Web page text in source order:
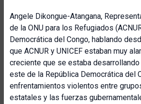
Angele Dikongue-Atangana,
de la ONU para los Refugiados
Democrática del Congo, hablando
que ACNUR y UNICEF estaban muy
creciente que se estaba
este de la República Democrática del
enfrentamientos violentos entre
estatales y las fuerzas